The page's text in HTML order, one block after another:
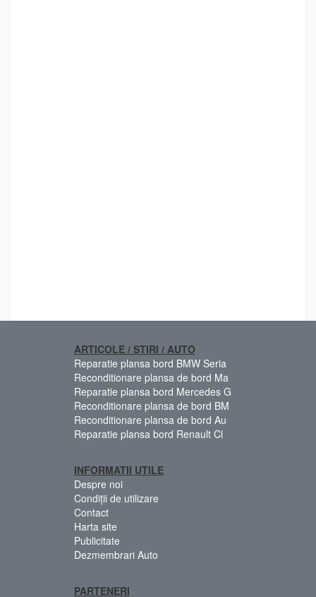
ARTICOLE / STIRI / AUTO
Reparatie plansa bord BMW Seria
Reconditionare plansa de bord Ma
Reparatie plansa bord Mercedes G
Reconditionare plansa de bord BM
Reconditionare plansa de bord Au
Reparatie plansa bord Renault Cl
INFORMATII UTILE
Despre noi
Condiții de utilizare
Contact
Harta site
Publicitate
Dezmembrari Auto
PARTENERI